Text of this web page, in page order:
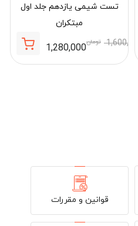
تست شیمی یازدهم جلد اول
مبتکران
1,600,000 تومان1,280,000 تومان
قوانین و مقررات